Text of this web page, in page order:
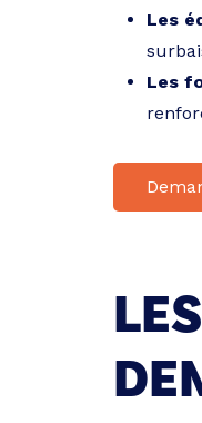
Les
Les